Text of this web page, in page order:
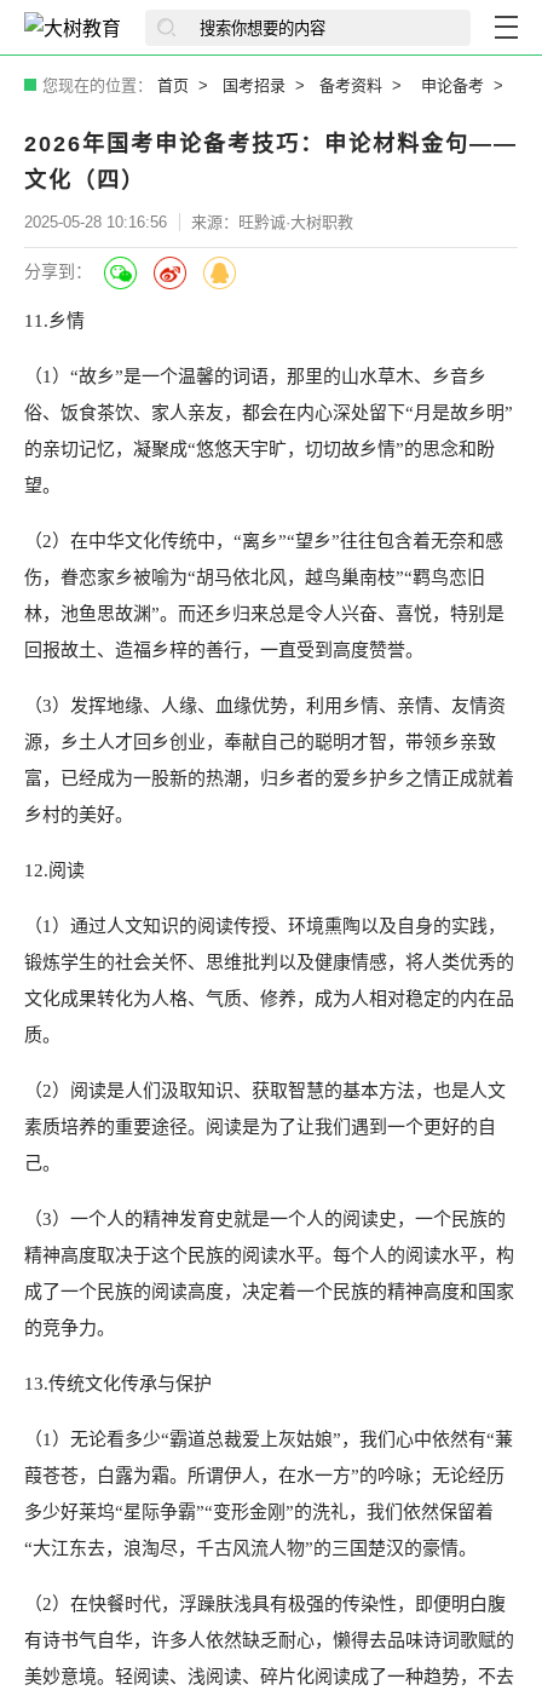
您现在的位置： 首页 国考招录 备考资料 申论备考
2026年国考申论备考技巧：申论材料金句——
文化（四）
2025-05-28 10:16:56 来源：旺黔诚·大树职教
分享到：
11.乡情
（1）“故乡”是一个温馨的词语，那里的山水草木、乡音乡
俗、饭食茶饮、家人亲友，都会在内心深处留下“月是故乡明”
的亲切记忆，凝聚成“悠悠天宇旷，切切故乡情”的思念和盼
望。
（2）在中华文化传统中，“离乡”“望乡”往往包含着无奈和感
伤，眷恋家乡被喻为“胡马依北风，越鸟巢南枝”“羁鸟恋旧
林，池鱼思故渊”。而还乡归来总是令人兴奋、喜悦，特别是
回报故土、造福乡梓的善行，一直受到高度赞誉。
（3）发挥地缘、人缘、血缘优势，利用乡情、亲情、友情资
源，乡土人才回乡创业，奉献自己的聪明才智，带领乡亲致
富，已经成为一股新的热潮，归乡者的爱乡护乡之情正成就着
乡村的美好。
12.阅读
（1）通过人文知识的阅读传授、环境熏陶以及自身的实践，
锻炼学生的社会关怀、思维批判以及健康情感，将人类优秀的
文化成果转化为人格、气质、修养，成为人相对稳定的内在品
质。
（2）阅读是人们汲取知识、获取智慧的基本方法，也是人文
素质培养的重要途径。阅读是为了让我们遇到一个更好的自
己。
（3）一个人的精神发育史就是一个人的阅读史，一个民族的
精神高度取决于这个民族的阅读水平。每个人的阅读水平，构
成了一个民族的阅读高度，决定着一个民族的精神高度和国家
的竞争力。
13.传统文化传承与保护
（1）无论看多少“霸道总裁爱上灰姑娘”，我们心中依然有“蒹
葭苍苍，白露为霜。所谓伊人，在水一方”的吟咏；无论经历
多少好莱坞“星际争霸”“变形金刚”的洗礼，我们依然保留着
“大江东去，浪淘尽，千古风流人物”的三国楚汉的豪情。
（2）在快餐时代，浮躁肤浅具有极强的传染性，即便明白腹
有诗书气自华，许多人依然缺乏耐心，懒得去品味诗词歌赋的
美妙意境。轻阅读、浅阅读、碎片化阅读成了一种趋势，不去